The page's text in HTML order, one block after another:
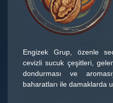
Engizek Grup, özenle
cevizli sucuk çeşitleri,
dondurması ve
baharatları ile damaklarda